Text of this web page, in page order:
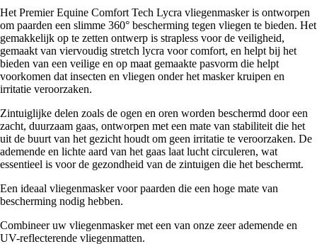
Het Premier Equine Comfort Tech Lycra vliegenmasker is ontworpen
om paarden een slimme 360° bescherming tegen vliegen te bieden. Het
gemakkelijk op te zetten ontwerp is strapless voor de veiligheid,
gemaakt van viervoudig stretch lycra voor comfort, en helpt bij het
bieden van een veilige en op maat gemaakte pasvorm die helpt
voorkomen dat insecten en vliegen onder het masker kruipen en
irritatie veroorzaken.
Zintuiglijke delen zoals de ogen en oren worden beschermd door een
zacht, duurzaam gaas, ontworpen met een mate van stabiliteit die het
uit de buurt van het gezicht houdt om geen irritatie te veroorzaken. De
ademende en lichte aard van het gaas laat lucht circuleren, wat
essentieel is voor de gezondheid van de zintuigen die het beschermt.
Een ideaal vliegenmasker voor paarden die een hoge mate van
bescherming nodig hebben.
Combineer uw vliegenmasker met een van onze zeer ademende en
UV-reflecterende vliegenmatten.